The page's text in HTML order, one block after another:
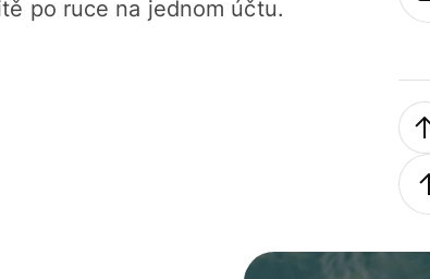
po ruce na jednom účtu.